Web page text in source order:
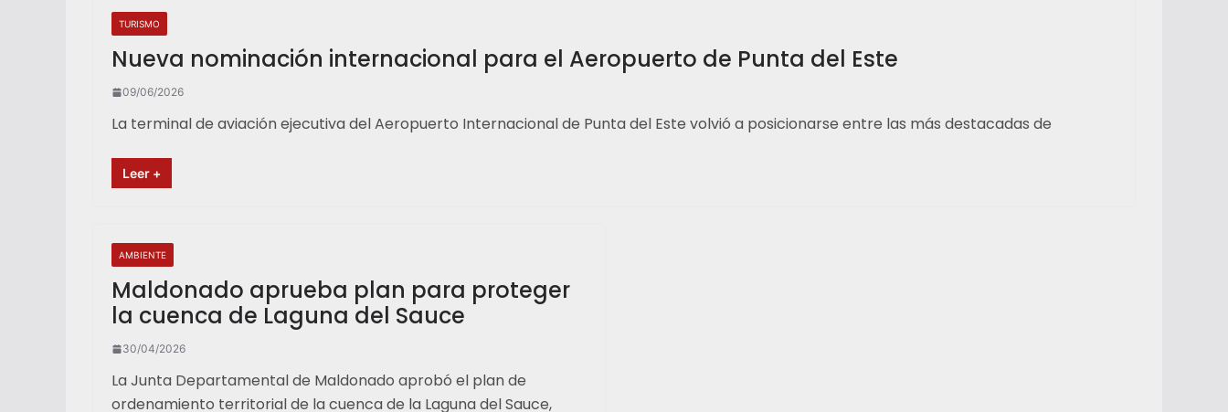
TURISMO
Nueva nominación internacional para el Aeropuerto de Punta del Este
09/06/2026
La terminal de aviación ejecutiva del Aeropuerto Internacional de Punta del Este volvió a posicionarse entre las más destacadas de
Leer +
AMBIENTE
Maldonado aprueba plan para proteger
la cuenca de Laguna del Sauce
30/04/2026
La Junta Departamental de Maldonado aprobó el plan de
ordenamiento territorial de la cuenca de la Laguna del Sauce,